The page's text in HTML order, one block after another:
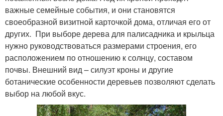
важные семейные события, и они становятся
своеобразной визитной карточкой дома, отличая его от
других. При выборе дерева для палисадника и крыльца
нужно руководствоваться размерами строения, его
расположением по отношению к солнцу, составом
почвы. Внешний вид – силуэт кроны и другие
ботанические особенности деревьев позволяют сделать
выбор на любой вкус.